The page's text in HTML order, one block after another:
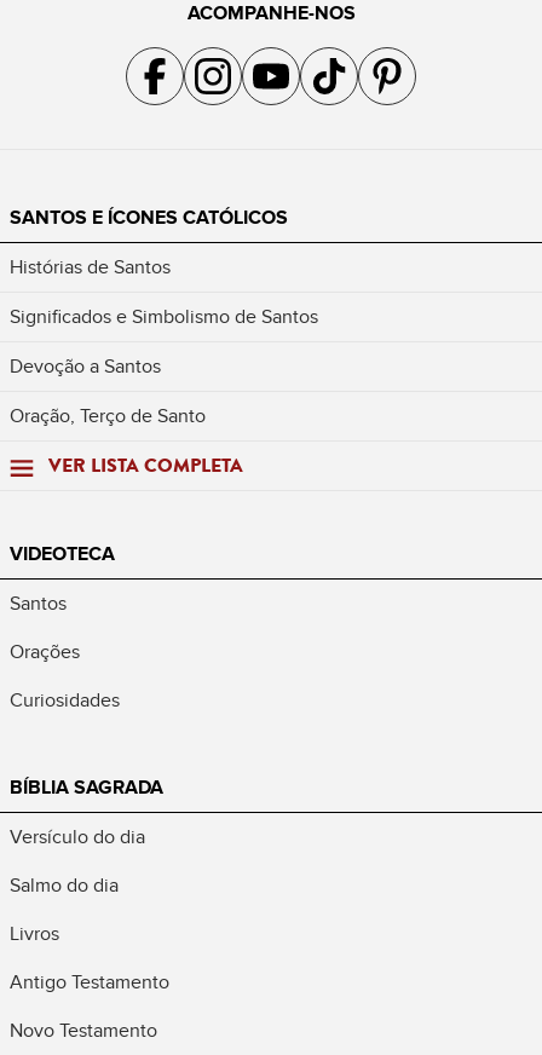
ACOMPANHE-NOS
Acompanhe a gente no Facebook
Acompanhe a gente no Instagram
Acompanhe a gente no YouTube
Acompanhe a gente no TikTok
Acompanhe a gente no
SANTOS E ÍCONES CATÓLICOS
Histórias de Santos
Significados e Simbolismo de Santos
Devoção a Santos
Oração, Terço de Santo
VER LISTA COMPLETA
VIDEOTECA
Santos
Orações
Curiosidades
BÍBLIA SAGRADA
Versículo do dia
Salmo do dia
Livros
Antigo Testamento
Novo Testamento